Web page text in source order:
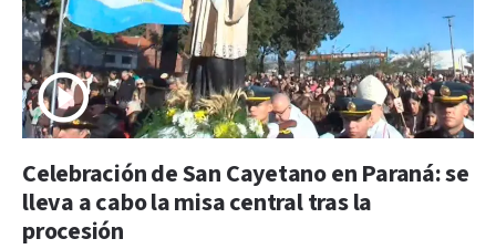
Celebración de San Cayetano en Paraná: se
lleva a cabo la misa central tras la
procesión